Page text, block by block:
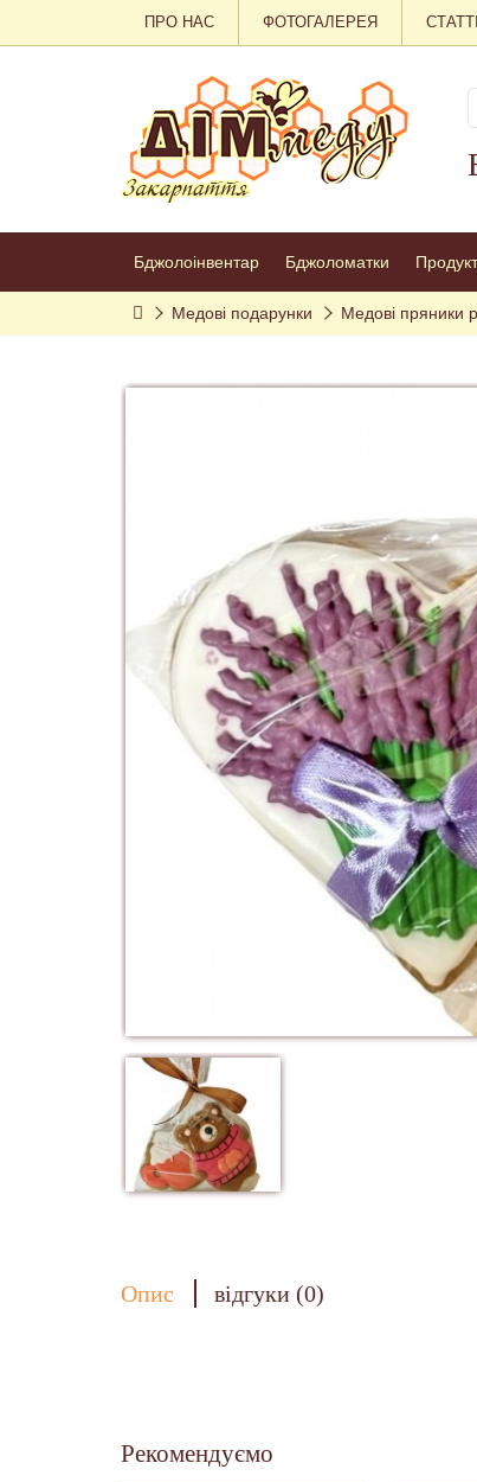
ПРО НАС ФОТОГАЛЕРЕЯ СТАТТІ
Бджолоінвентар Бджоломатки
Медові подарунки Медові пряники
Опис відгуки (0)
Рекомендуємо